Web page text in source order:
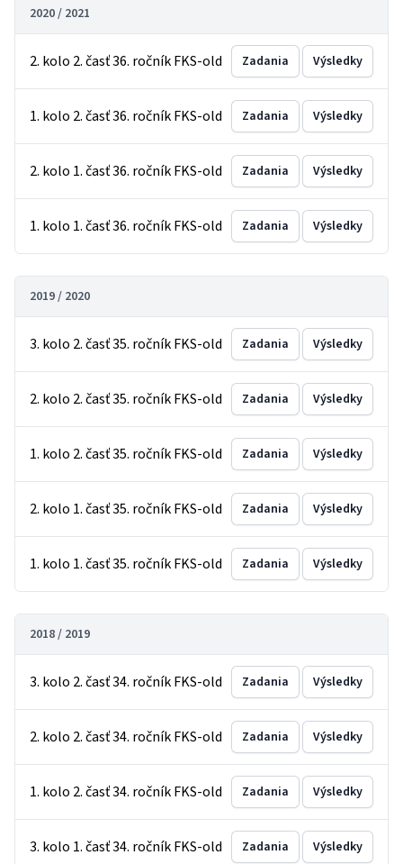
2020 / 2021
2. kolo 2. časť 36. ročník FKS-old Zadania Výsledky
1. kolo 2. časť 36. ročník FKS-old Zadania Výsledky
2. kolo 1. časť 36. ročník FKS-old Zadania Výsledky
1. kolo 1. časť 36. ročník FKS-old Zadania Výsledky
2019 / 2020
3. kolo 2. časť 35. ročník FKS-old Zadania Výsledky
2. kolo 2. časť 35. ročník FKS-old Zadania Výsledky
1. kolo 2. časť 35. ročník FKS-old Zadania Výsledky
2. kolo 1. časť 35. ročník FKS-old Zadania Výsledky
1. kolo 1. časť 35. ročník FKS-old Zadania Výsledky
2018 / 2019
3. kolo 2. časť 34. ročník FKS-old Zadania Výsledky
2. kolo 2. časť 34. ročník FKS-old Zadania Výsledky
1. kolo 2. časť 34. ročník FKS-old Zadania Výsledky
3. kolo 1. časť 34. ročník FKS-old Zadania Výsledky